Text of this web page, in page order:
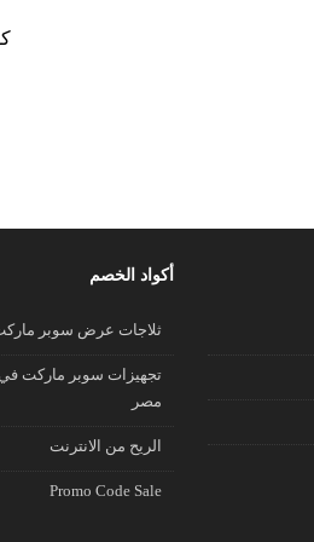
أكواد الخصم
ثلاجات عرض سوبر
تجهيزات سوبر ماركت في
مصر
الريح من الانترنت
Promo Code Sale